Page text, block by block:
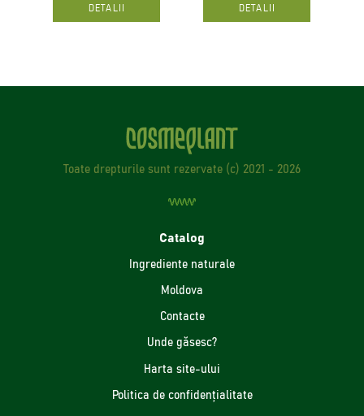
DETALII DETALII
Toate drepturile sunt rezervate (с) 2021 - 2026
Catalog
Ingrediente naturale
Moldova
Contacte
Unde găsesc?
Harta site-ului
Politica de confidenţialitate